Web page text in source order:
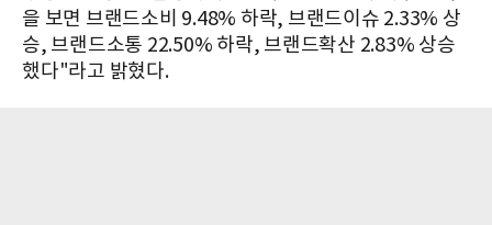
을 보면 브랜드소비 9.48% 하락, 브랜드이슈 2.33% 상
승, 브랜드소통 22.50% 하락, 브랜드확산 2.83% 상승
했다"라고 밝혔다.​